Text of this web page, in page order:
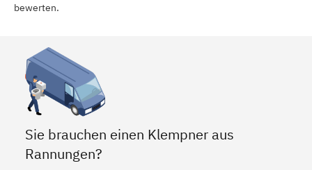
bewerten.
Sie brauchen einen Klempner aus
Rannungen?